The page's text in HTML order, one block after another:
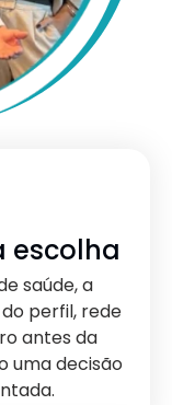
escolha
saúde, a
perfil, rede
antes da
uma decisão